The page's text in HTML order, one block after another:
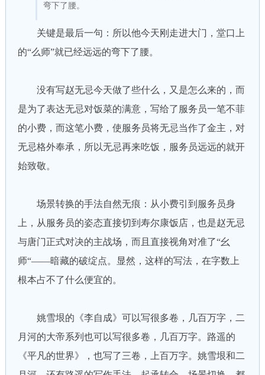
弯下了腰。
关键是最后一句：所以他今天刚走进大门，堂口上
的“么师”就已经远远的弯下了腰。
没有写赵无忌今天做了些什么，又是怎么来的，而
是为了表达无忌对饭菜的满意，写给了服务员一笔不菲
的小费，而这笔小费，使服务员将无忌当作了金主，对
无忌格外奉承，所以无忌再来吃饭，服务员远远的就开
始致敬。
场景转换的手法自然无痕：从小费引到服务员身
上，从服务员的姿态直接切到寿尔康饭店，也是赵无忌
与唐门正式对决的主战场，而且直接视角对准了“幺
师“——暗藏的破绽点。显然，这样的写法，在字数上
根本占不了什么便宜的。
姚雪垠的《李自成》可以写很多卷，几百万字，二
月河的大帝系列也可以写很多卷，几百万字。路遥的
《平凡的世界》，也写了三卷，上百万字。姚雪垠和二